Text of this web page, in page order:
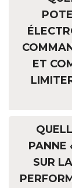
ET
PANNE
SUR